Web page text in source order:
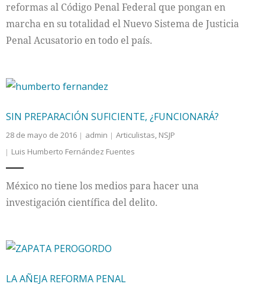
reformas al Código Penal Federal que pongan en
marcha en su totalidad el Nuevo Sistema de Justicia
Penal Acusatorio en todo el país.
SIN PREPARACIÓN SUFICIENTE, ¿FUNCIONARÁ?
28 de mayo de 2016 admin Articulistas, NSJP
Luis Humberto Fernández Fuentes
México no tiene los medios para hacer una
investigación científica del delito.
LA AÑEJA REFORMA PENAL